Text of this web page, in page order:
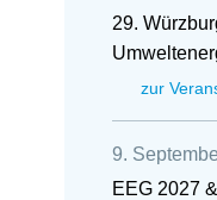
29.
zur
9.
EEG 2027